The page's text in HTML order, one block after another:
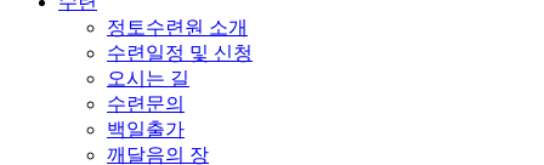
정토수련원 소개
수련일정 및 신청
오시는 길
수련문의
백일출가
깨달음의 장